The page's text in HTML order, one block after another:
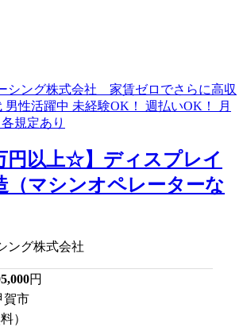
円以上☆】ディスプレイ
（マシンオペレーターな
ング株式会社
円
賀市
）